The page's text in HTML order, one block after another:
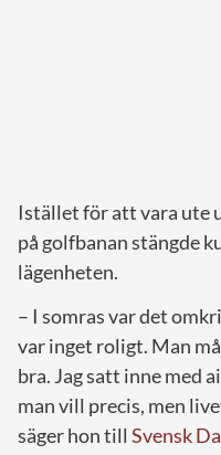
Istället för att vara ute
på golfbanan stängde
lägenheten.
– I somras var det
var inget roligt. Man
bra. Jag satt inne med
man vill precis, men
säger hon till Svensk